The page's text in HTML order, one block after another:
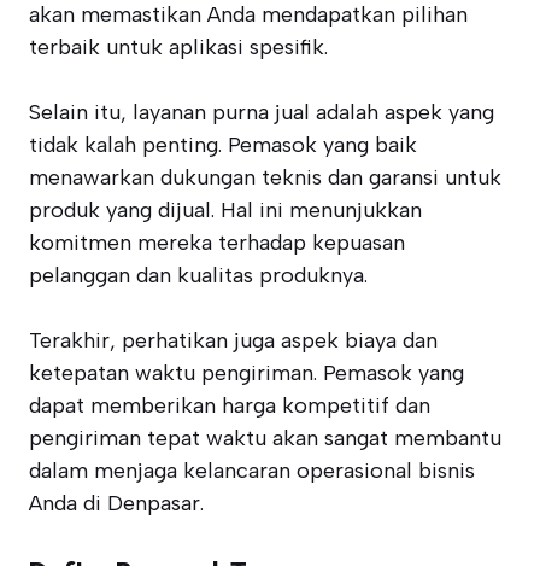
akan memastikan Anda mendapatkan pilihan
terbaik untuk aplikasi spesifik.
Selain itu, layanan purna jual adalah aspek yang
tidak kalah penting. Pemasok yang baik
menawarkan dukungan teknis dan garansi untuk
produk yang dijual. Hal ini menunjukkan
komitmen mereka terhadap kepuasan
pelanggan dan kualitas produknya.
Terakhir, perhatikan juga aspek biaya dan
ketepatan waktu pengiriman. Pemasok yang
dapat memberikan harga kompetitif dan
pengiriman tepat waktu akan sangat membantu
dalam menjaga kelancaran operasional bisnis
Anda di Denpasar.